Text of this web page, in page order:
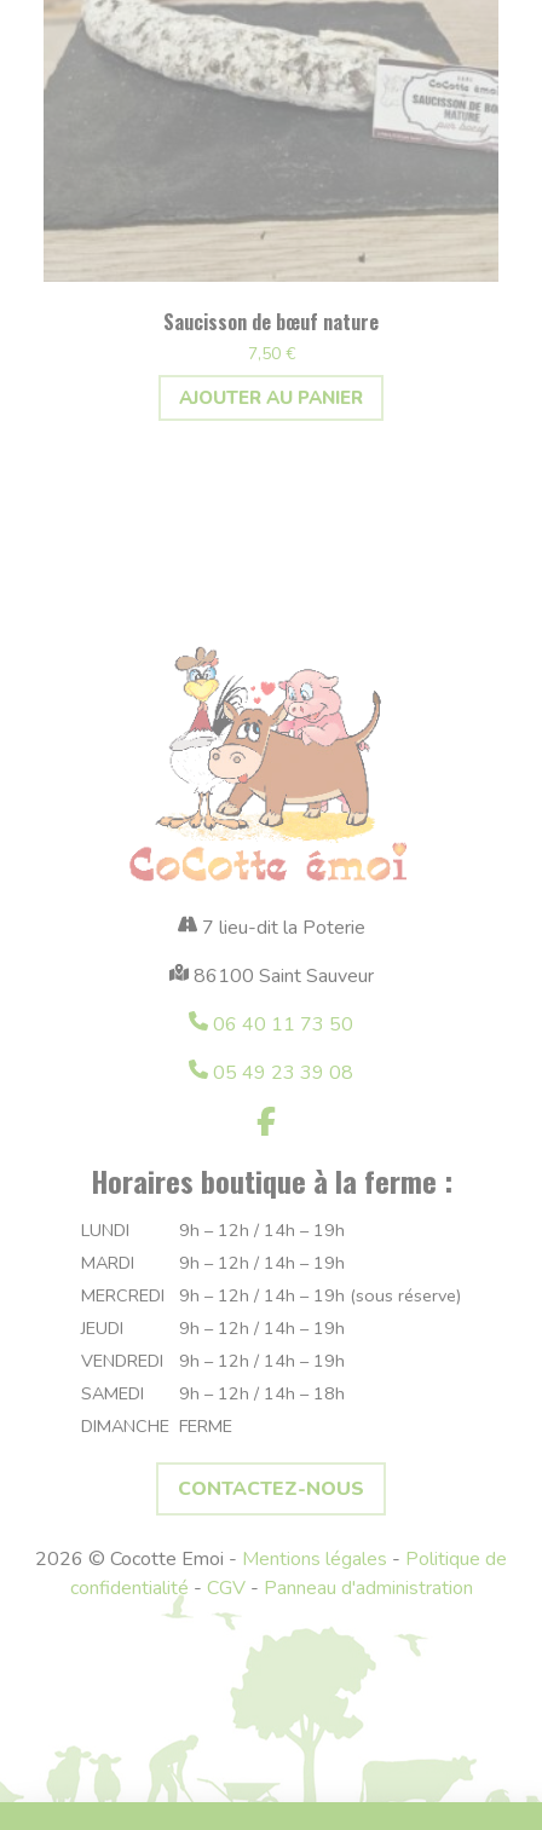
Recherche
pour :
Saucisson de bœuf nature
7,50 €
AJOUTER AU PANIER
7 lieu-dit la Poterie
86100 Saint Sauveur
06 40 11 73 50
05 49 23 39 08
Horaires boutique à la ferme :
LUNDI
9h – 12h / 14h – 19h
MARDI
9h – 12h / 14h – 19h
MERCREDI
9h – 12h / 14h – 19h (sous réserve)
JEUDI
9h – 12h / 14h – 19h
VENDREDI
9h – 12h / 14h – 19h
SAMEDI
9h – 12h / 14h – 18h
DIMANCHE FERME
CONTACTEZ-NOUS
2026 © Cocotte Emoi - Mentions légales - Politique de
confidentialité - CGV - Panneau d'administration